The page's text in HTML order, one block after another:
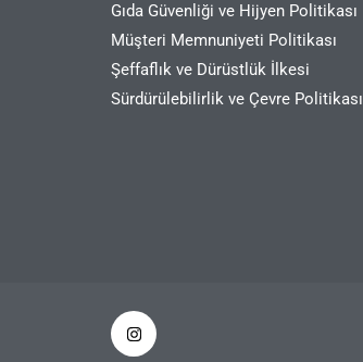
Gıda Güvenliği ve Hijyen Politikası
Müşteri Memnuniyeti Politikası
Şeffaflık ve Dürüstlük İlkesi
Sürdürülebilirlik ve Çevre Politikası